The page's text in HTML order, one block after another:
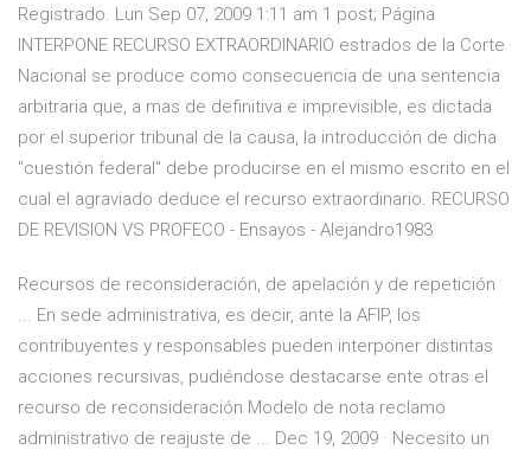
Registrado. Lun Sep 07, 2009 1:11 am 1 post; Página
INTERPONE RECURSO EXTRAORDINARIO estrados de la Corte
Nacional se produce como consecuencia de una sentencia
arbitraria que, a mas de definitiva e imprevisible, es dictada
por el superior tribunal de la causa, la introducción de dicha
"cuestión federal" debe producirse en el mismo escrito en el
cual el agraviado deduce el recurso extraordinario. RECURSO
DE REVISION VS PROFECO - Ensayos - Alejandro1983
Recursos de reconsideración, de apelación y de repetición
... En sede administrativa, es decir, ante la AFIP, los
contribuyentes y responsables pueden interponer distintas
acciones recursivas, pudiéndose destacarse ente otras el
recurso de reconsideración Modelo de nota reclamo
administrativo de reajuste de ... Dec 19, 2009 · Necesito un